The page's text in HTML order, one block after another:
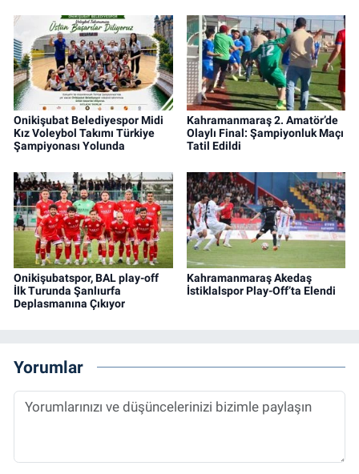
Onikişubat Belediyespor Midi
Kız Voleybol Takımı Türkiye
Şampiyonası Yolunda
Kahramanmaraş 2. Amatör’de
Olaylı Final: Şampiyonluk Maçı
Tatil Edildi
Onikişubatspor, BAL play-off
İlk Turunda Şanlıurfa
Deplasmanına Çıkıyor
Kahramanmaraş Akedaş
İstiklalspor Play-Off’ta Elendi
Yorumlar